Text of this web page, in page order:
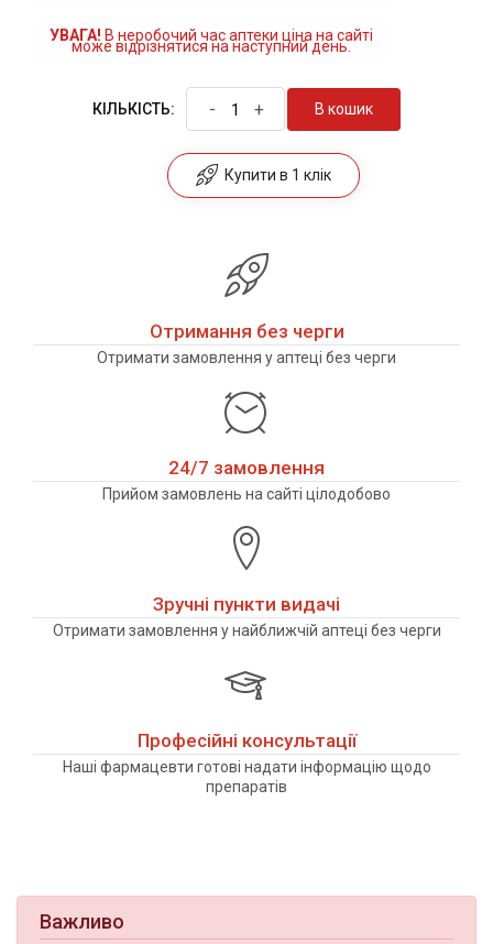
УВАГА! В неробочий час аптеки ціна на сайті
може відрізнятися на наступний день.
КІЛЬКІСТЬ: - + В кошик
Купити в 1 клік
Отримання без черги
Отримати замовлення у аптеці без черги
24/7 замовлення
Прийом замовлень на сайті цілодобово
Зручні пункти видачі
Отримати замовлення у найближчій аптеці без черги
Професійні консультації
Наші фармацевти готові надати інформацію щодо
препаратів
Важливо